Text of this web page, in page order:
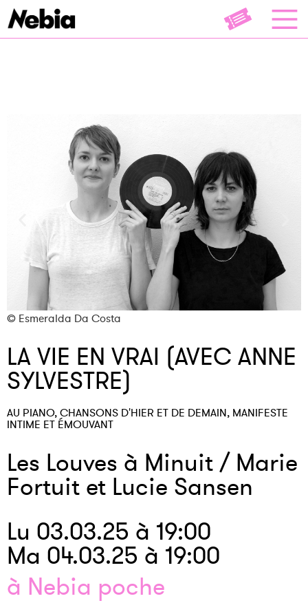
Théâtre
© Esmeralda Da Costa
AU PIANO, CHANSONS D'HIER ET DE DEMAIN, MANIFESTE
INTIME ET ÉMOUVANT
LA VIE EN VRAI (AVEC ANNE
SYLVESTRE)
Les Louves à Minuit / Marie
Fortuit et Lucie Sansen
Lu 03.03.25 à 19:00
Ma 04.03.25 à 19:00
à Nebia poche